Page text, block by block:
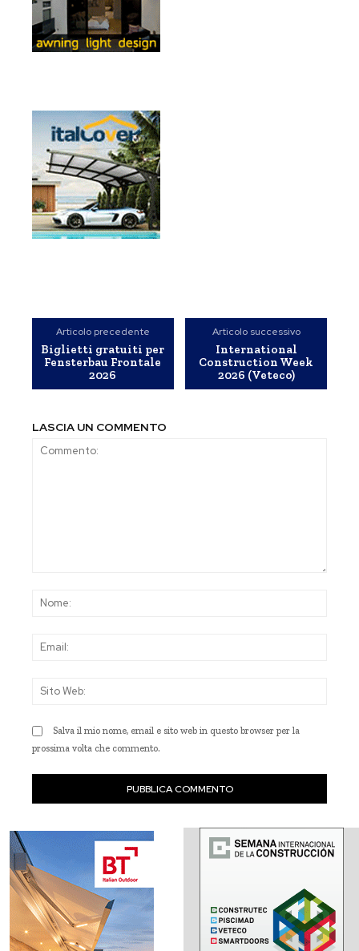
Articolo precedente
Biglietti gratuiti per
Fensterbau Frontale
2026
Articolo successivo
International
Construction Week
2026 (Veteco)
LASCIA UN COMMENTO
Salva il mio nome, email e sito web in questo browser per la
prossima volta che commento.